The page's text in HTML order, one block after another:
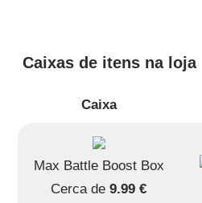
Caixas de itens na loja
Caixa
Max Battle Boost Box
Cerca de9.99 €